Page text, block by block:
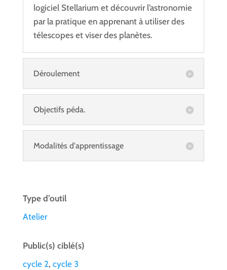
logiciel Stellarium et découvrir l’astronomie
par la pratique en apprenant à utiliser des
télescopes et viser des planètes.
Déroulement
Objectifs péda.
Modalités d'apprentissage
Type d’outil
Atelier
Public(s) ciblé(s)
cycle 2, cycle 3